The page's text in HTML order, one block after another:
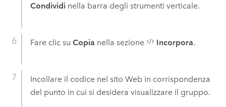
Condividinella barra degli strumenti verticale.
Fare clic su Copia nella sezione Incorpora.
Incollare il codice nel sito Web in corrispondenza
del punto in cui si desidera visualizzare il gruppo.